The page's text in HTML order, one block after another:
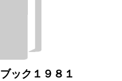
ック１９８１